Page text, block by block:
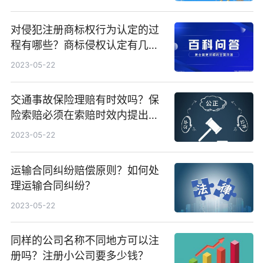
对侵犯注册商标权行为认定的过
程有哪些？商标侵权认定有几个
步骤？
2023-05-22
交通事故保险理赔有时效吗？保
险索赔必须在索赔时效内提出
吗？
2023-05-22
运输合同纠纷赔偿原则？如何处
理运输合同纠纷？
2023-05-22
同样的公司名称不同地方可以注
册吗？注册小公司要多少钱？